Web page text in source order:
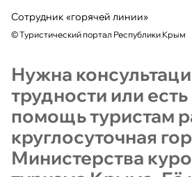
Сотрудник «горячей линии»
©Туристический портал Республики Крым
Нужна
трудности или
помощь туристам
круглосуточная
Министерства